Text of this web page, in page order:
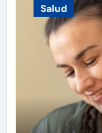
Salud